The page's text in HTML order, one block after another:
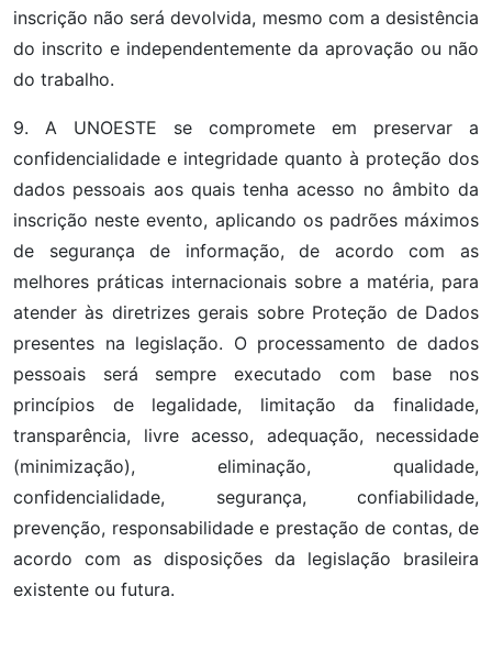
inscrição não será devolvida, mesmo com a desistência
do inscrito e independentemente da aprovação ou não
do trabalho.
9. A UNOESTE se compromete em preservar a
confidencialidade e integridade quanto à proteção dos
dados pessoais aos quais tenha acesso no âmbito da
inscrição neste evento, aplicando os padrões máximos
de segurança de informação, de acordo com as
melhores práticas internacionais sobre a matéria, para
atender às diretrizes gerais sobre Proteção de Dados
presentes na legislação. O processamento de dados
pessoais será sempre executado com base nos
princípios de legalidade, limitação da finalidade,
transparência, livre acesso, adequação, necessidade
(minimização), eliminação, qualidade,
confidencialidade, segurança, confiabilidade,
prevenção, responsabilidade e prestação de contas, de
acordo com as disposições da legislação brasileira
existente ou futura.